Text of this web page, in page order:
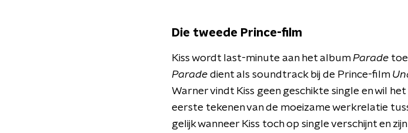
Die tweede Prince-film
Kiss wordt last-minute aan het albumParade
Parade dient als soundtrack bij de Prince-film
Warner vindt Kiss geen geschikte single en wil
eerste tekenen van de moeizame werkrelatie
gelijk wanneer Kiss toch op single verschijnt en